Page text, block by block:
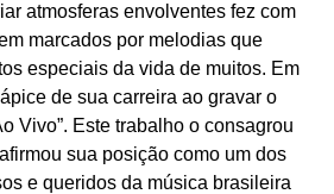
atmosferas envolventes fez com
marcados por melodias que
especiais da vida de muitos. Em
de sua carreira ao gravar o
Vivo”. Este trabalho o consagrou
sua posição como um dos
e queridos da música brasileira